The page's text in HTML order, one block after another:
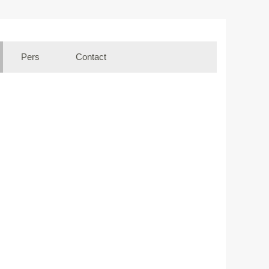
Pers Contact